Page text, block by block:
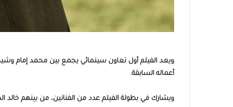
ويعد الفيلم أول تعاون سينمائي يجمع بين محمد إمام
أعماله السابقة.
ويشارك في بطولة الفيلم عدد من الفنانين، من بينهم خالد